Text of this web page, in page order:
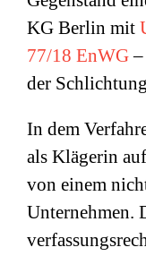
KG Berlin mit
77/18 EnWG–
der
In dem
als Klägerin
von einem
Unternehmen.